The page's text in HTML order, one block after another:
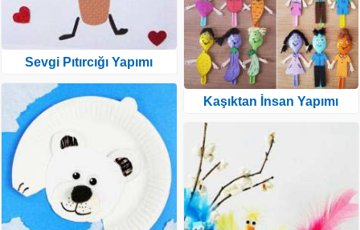
Sevgi Pıtırcığı Yapımı
Kaşıktan İnsan Yapımı